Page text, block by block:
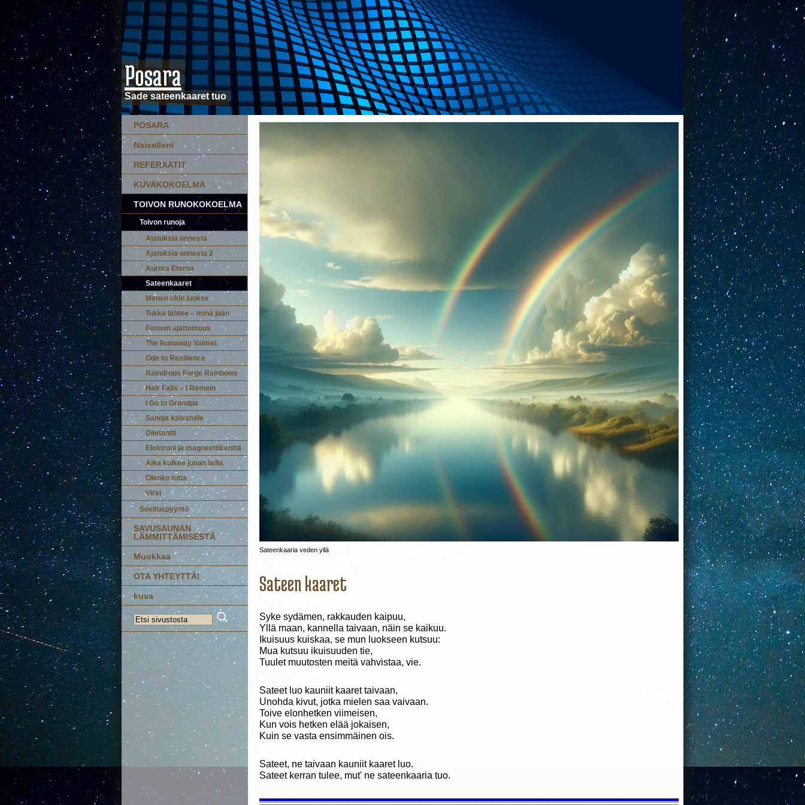
Posara
Sade sateenkaaret tuo
POSARA
Naiselleni
REFERAATIT
KUVAKOKOELMA
TOIVON RUNOKOKOELMA
Toivon runoja
Ajatuksia onnesta
Ajatuksia onnesta 2
Aurora Eterna
Sateenkaaret
Menen ukin luokse
Tukka lähtee – minä jään
Fotonin ajattomuus
The Runaway Valmet
Ode to Resilience
Raindrops Forge Rainbows
Hair Falls – I Remain
I Go to Grandpa
Sanoja kaivatulle
Diletantti
Elektroni ja magneettikenttä
Aika kulkee junan lailla
Olenko totta
Virsi
Sovituspyyntö
SAVUSAUNAN
LÄMMITTÄMISESTÄ
Muokkaa
OTA YHTEYTTÄ!
kuva
Sateenkaaria veden yllä
Sateen kaaret
Syke sydämen, rakkauden kaipuu,
Yllä maan, kannella taivaan, näin se kaikuu.
Ikuisuus kuiskaa, se mun luokseen kutsuu:
Mua kutsuu ikuisuuden tie,
Tuulet muutosten meitä vahvistaa, vie.
Sateet luo kauniit kaaret taivaan,
Unohda kivut, jotka mielen saa vaivaan.
Toive elonhetken viimeisen,
Kun vois hetken elää jokaisen,
Kuin se vasta ensimmäinen ois.
Sateet, ne taivaan kauniit kaaret luo.
Sateet kerran tulee, mut' ne sateenkaaria tuo.